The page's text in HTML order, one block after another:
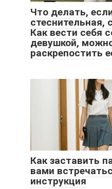
Что делать,
стеснительная,
Как вести себя
девушкой,
раскрепостить
Как заставить
вами
инструкция